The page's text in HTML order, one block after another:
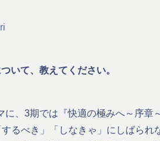
いて、教えてください。
、3期では『快適の極みへ～序章
るべき」「しなきゃ」にしばられ